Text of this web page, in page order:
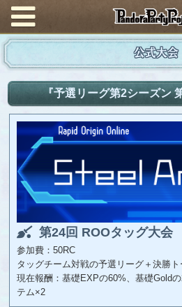
公式大会
『予選リーグ第2シーズン
第24回 ROOタッグ大会
参加費：50RC
タッグチーム対戦の予選リーグ＋決勝
現在報酬：基礎EXPの60%、基礎Gold
テム×2